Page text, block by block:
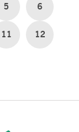
5 6
11 12